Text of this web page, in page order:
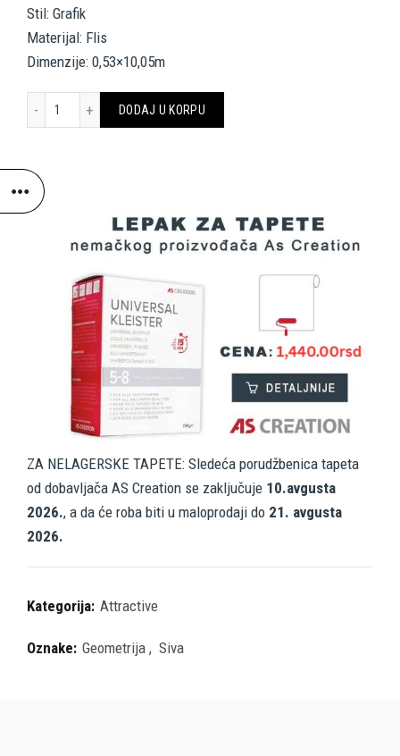
Stil: Grafik
Materijal: Flis
Dimenzije: 0,53×10,05m
A.S. CRÉATION WALLPAPER «GRAPHICS, GREY» 378322 količina
DODAJ U KORPU
ZA NELAGERSKE TAPETE: Sledeća porudžbenica tapeta
od dobavljača AS Creation se zaključuje 10.avgusta
2026., a da će roba biti u maloprodaji do 21. avgusta
2026.
Kategorija: Attractive
Oznake: Geometrija , Siva